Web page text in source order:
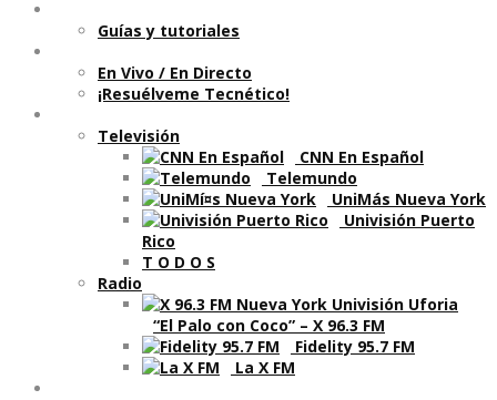
Guí­as y tutoriales
En Vivo / En Directo
¡Resuélveme Tecnético!
Televisión
CNN En Español
Telemundo
UniMás Nueva York
Univisión Puerto
Rico
T O D O S
Radio
“El Palo con Coco” – X 96.3 FM
Fidelity 95.7 FM
La X FM